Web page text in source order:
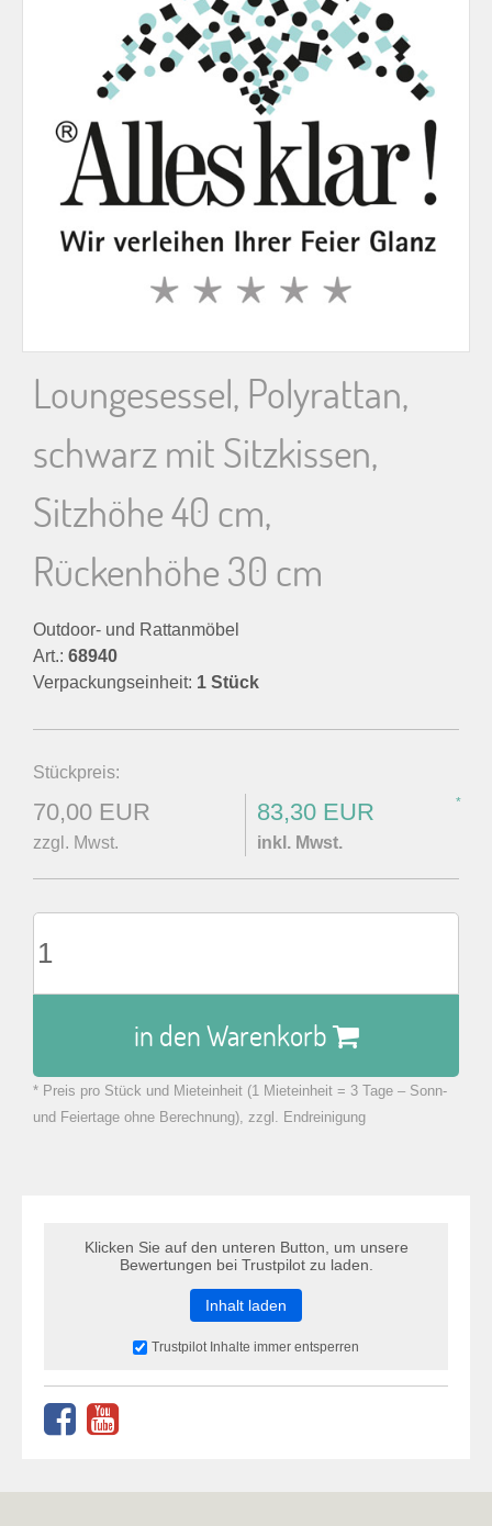
a
h
Loungesessel, Polyrattan,
schwarz mit Sitzkissen,
Sitzhöhe 40 cm,
Rückenhöhe 30 cm
Outdoor- und Rattanmöbel
Art.: 68940
Verpackungseinheit: 1 Stück
Stückpreis:
70,00 EUR
zzgl. Mwst.
83,30 EUR *
inkl. Mwst.
in den Warenkorb
zu Warenkorb hinzugefügt.
* Preis pro Stück und Mieteinheit (1 Mieteinheit = 3 Tage – Sonn-
und Feiertage ohne Berechnung), zzgl. Endreinigung
Klicken Sie auf den unteren Button, um unsere
Bewertungen bei Trustpilot zu laden.
Inhalt laden
Trustpilot Inhalte immer entsperren